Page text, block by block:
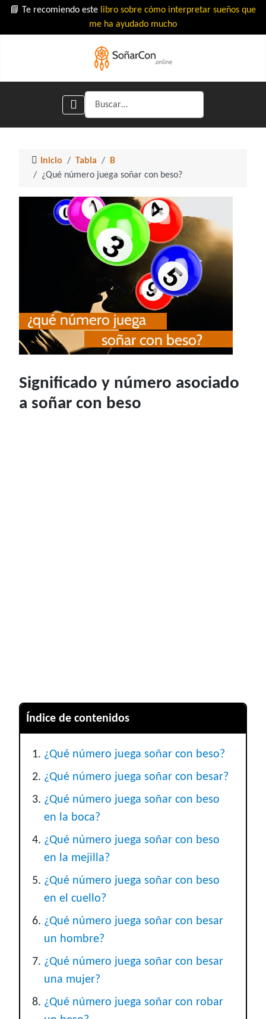
📘 Te recomiendo este libro sobre cómo interpretar sueños que
me ha ayudado mucho
Buscar
Inicio Tabla
B
¿Qué número juega soñar con beso?
Significado y número asociado
a soñar con beso
Índice de contenidos
¿Qué número juega soñar con beso?
¿Qué número juega soñar con besar?
¿Qué número juega soñar con beso
en la boca?
¿Qué número juega soñar con beso
en la mejilla?
¿Qué número juega soñar con beso
en el cuello?
¿Qué número juega soñar con besar
un hombre?
¿Qué número juega soñar con besar
una mujer?
¿Qué número juega soñar con robar